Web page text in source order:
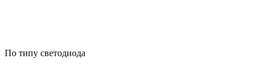
По типу светодиода